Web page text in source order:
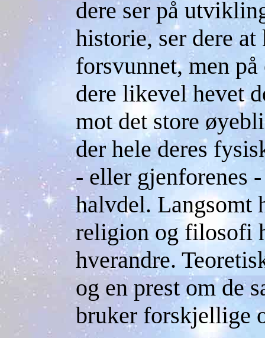
dere ser på
historie, ser dere
forsvunnet, men
dere likevel hevet
mot det store
der hele deres
- eller gjenforenes
halvdel. Langsomt
religion og filosofi
hverandre.
og en prest om de
bruker forskjellige